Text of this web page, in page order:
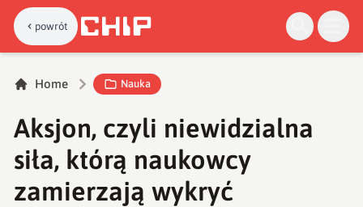
powrót
Home Nauka
Aksjon, czyli niewidzialna
siła, którą naukowcy
zamierzają wykryć